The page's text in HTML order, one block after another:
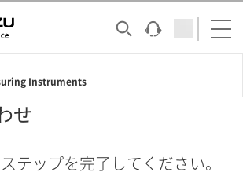
Instruments
せ
テップを完了してください。